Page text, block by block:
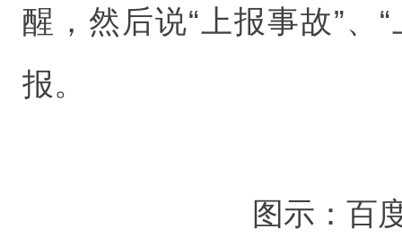
醒，然后说“上报事故”、
报。
图示：百